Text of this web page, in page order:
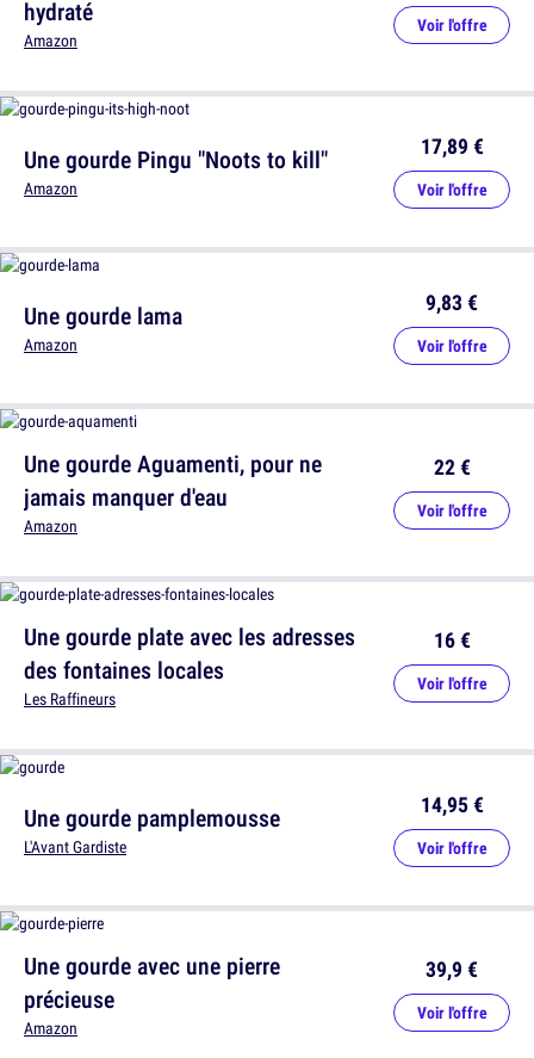
Une gourde Pingu "Noots to kill"
Amazon
17,89 €
Voir l'offre
Une gourde Aguamenti, pour ne
jamais manquer d'eau
Amazon
22 €
Voir l'offre
Une gourde pamplemousse
L'Avant Gardiste
14,95 €
Voir l'offre
hydraté
Amazon
Voir l'offre
Une gourde lama
Amazon
9,83 €
Voir l'offre
Une gourde plate avec les adresses
des fontaines locales
Les Raffineurs
16 €
Voir l'offre
Une gourde avec une pierre
précieuse
Amazon
39,9 €
Voir l'offre